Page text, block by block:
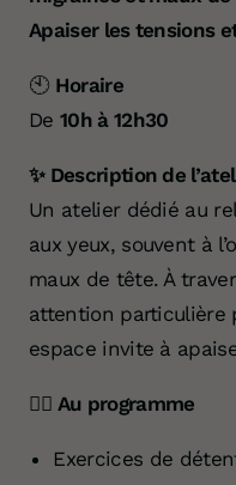
Apaiser les tensions
🕙 Horaire
De 10h à 12h30
✨ Description de
Un atelier dédié au
aux yeux, souvent à
maux de tête. À
attention particulière
espace invite à
🧘‍♀️ Au programme
Exercices de